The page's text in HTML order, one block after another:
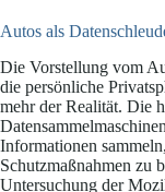
Autos als
Die Vorstellung vom
die persönliche
mehr der Realität. Die
Informationen
Schutzmaßnahmen zu
Untersuchung der